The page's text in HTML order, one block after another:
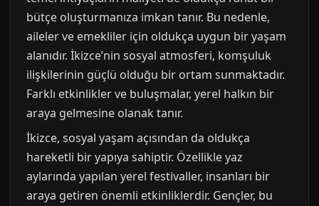
bütçe oluşturmanıza imkan tanır. Bu nedenle,
aileler ve emekliler için oldukça uygun bir yaşam
alanıdır. İkizce’nin sosyal atmosferi, komşuluk
ilişkilerinin güçlü olduğu bir ortam sunmaktadır.
Farklı etkinlikler ve buluşmalar, yerel halkın bir
araya gelmesine olanak tanır.
İkizce, sosyal yaşam açısından da oldukça
hareketli bir yapıya sahiptir. Özellikle yaz
aylarında yapılan yerel festivaller, insanları bir
araya getiren önemli etkinliklerdir. Gençler, bu